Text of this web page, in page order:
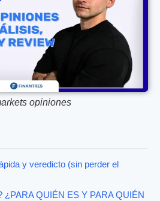
opiniones
y veredicto (sin perder el
¿PARA QUIÉN ES Y PARA QUIÉN